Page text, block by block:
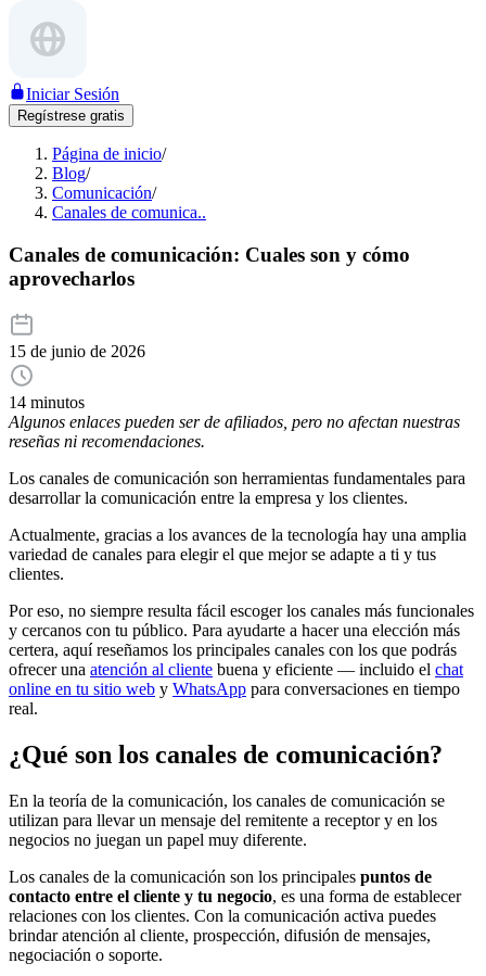
Iniciar Sesión
Regístrese gratis
Página de inicio/
Blog/
Comunicación/
Canales de comunica..
Canales de comunicación: Cuales son y cómo
aprovecharlos
15 de junio de 2026
14 minutos
Algunos enlaces pueden ser de afiliados, pero no afectan nuestras
reseñas ni recomendaciones.
Los canales de comunicación son herramientas fundamentales para
desarrollar la comunicación entre la empresa y los clientes.
Actualmente, gracias a los avances de la tecnología hay una amplia
variedad de canales para elegir el que mejor se adapte a ti y tus
clientes.
Por eso, no siempre resulta fácil escoger los canales más funcionales
y cercanos con tu público. Para ayudarte a hacer una elección más
certera, aquí reseñamos los principales canales con los que podrás
ofrecer una atención al cliente buena y eficiente — incluido el chat
online en tu sitio web y WhatsApp para conversaciones en tiempo
real.
¿Qué son los canales de comunicación?
En la teoría de la comunicación, los canales de comunicación se
utilizan para llevar un mensaje del remitente a receptor y en los
negocios no juegan un papel muy diferente.
Los canales de la comunicación son los principales puntos de
contacto entre el cliente y tu negocio, es una forma de establecer
relaciones con los clientes. Con la comunicación activa puedes
brindar atención al cliente, prospección, difusión de mensajes,
negociación o soporte.